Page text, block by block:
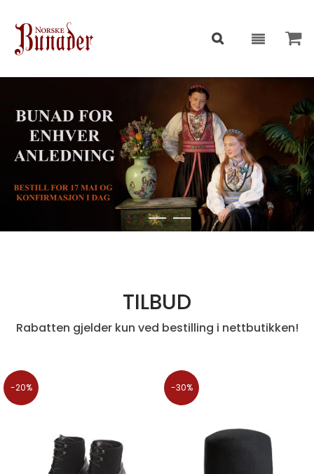
TILBUD
Rabatten gjelder kun ved bestilling i nettbutikken!
-20% -30%